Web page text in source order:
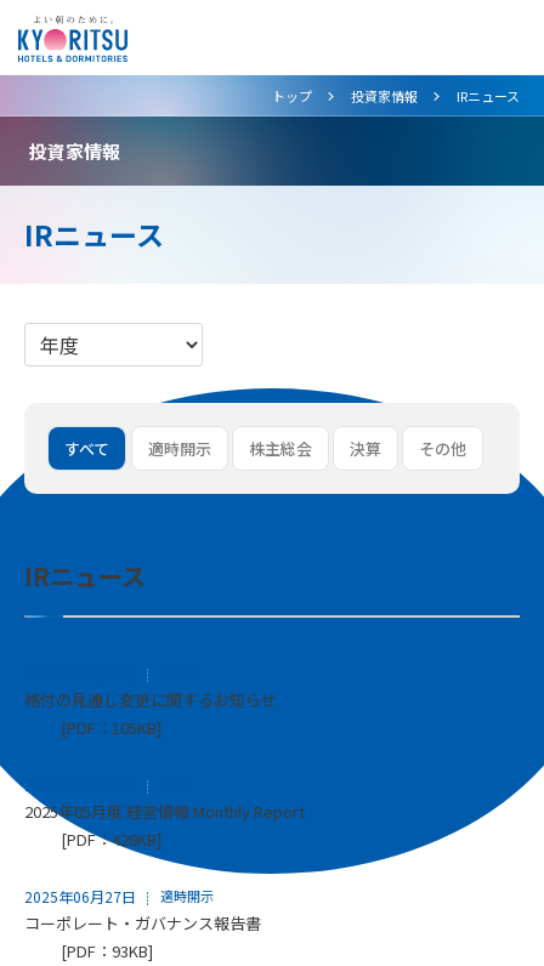
トップ >
投資家情報 >
IRニュース
投資家情報
IRニュース
すべて 適時開示 株主総会 決算 その他
IRニュース
格付の見通し変更に関するお知らせ
[PDF：105KB]
2025年06月30日
2025年05月度 経営情報 Monthly Report
[PDF：428KB]
2025年06月27日 適時開示
コーポレート・ガバナンス報告書
[PDF：93KB]